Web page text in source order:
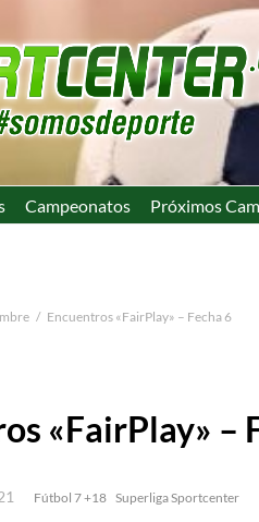
Campeonatos Próximos
Encuentros «FairPlay» – Fecha 6
«FairPlay» –
Fútbol 7 +18 Superliga Sportcenter